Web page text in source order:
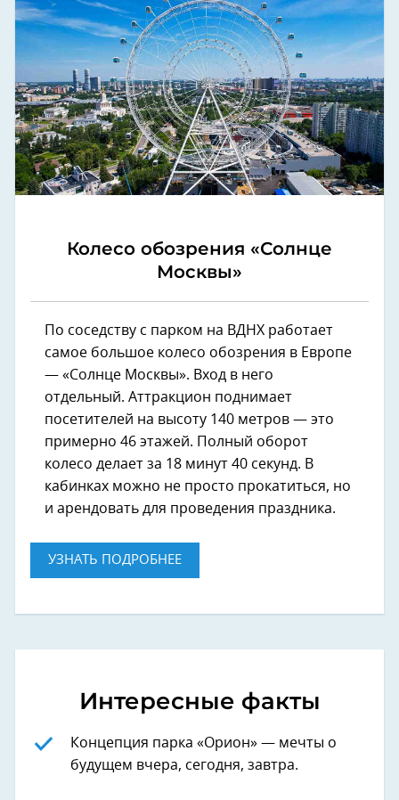
Колесо обозрения «Солнце
Москвы»
По соседству с парком на ВДНХ работает
самое большое колесо обозрения в Европе
— «Солнце Москвы». Вход в него
отдельный. Аттракцион поднимает
посетителей на высоту 140 метров — это
примерно 46 этажей. Полный оборот
колесо делает за 18 минут 40 секунд. В
кабинках можно не просто прокатиться, но
и арендовать для проведения праздника.
УЗНАТЬ ПОДРОБНЕЕ
Интересные факты
Концепция парка «Орион» — мечты о
будущем вчера, сегодня, завтра.